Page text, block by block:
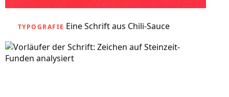
TYPOGRAFIE Eine Schrift aus Chili-Sauce